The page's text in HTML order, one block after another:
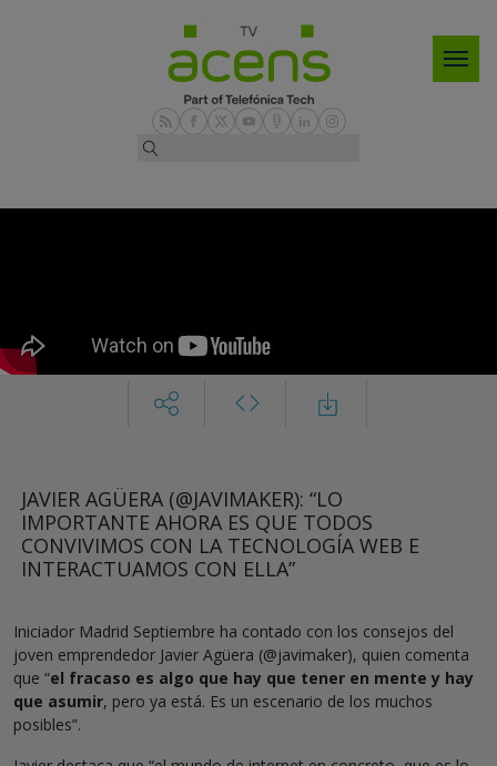
JAVIER AGÜERA (@JAVIMAKER): “LO
IMPORTANTE AHORA ES QUE TODOS
CONVIVIMOS CON LA TECNOLOGÍA WEB E
INTERACTUAMOS CON ELLA”
Iniciador Madrid Septiembre ha contado con los consejos del
joven emprendedor Javier Agüera (@javimaker), quien comenta
que “el fracaso es algo que hay que tener en mente y hay
que asumir, pero ya está. Es un escenario de los muchos
posibles”.